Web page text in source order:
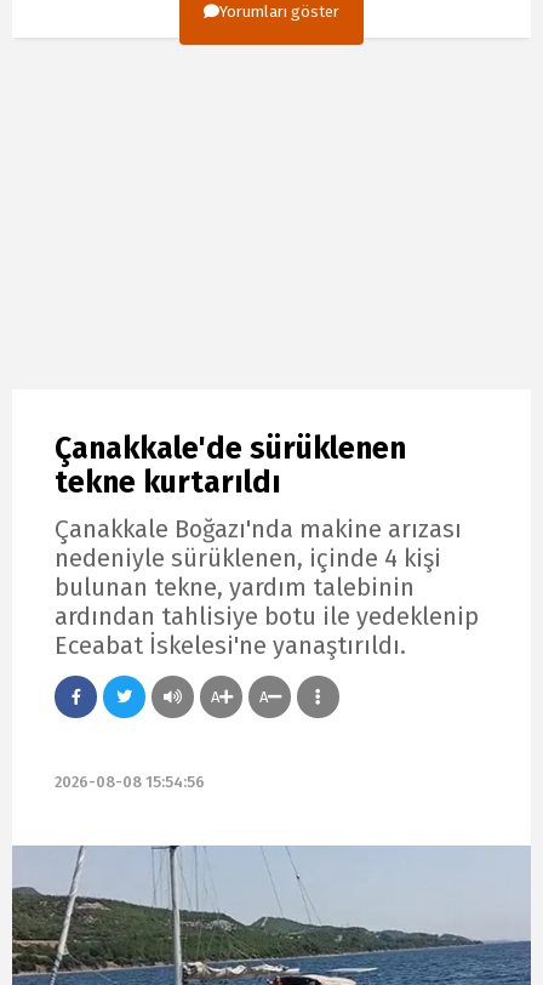
Yorumları göster
Çanakkale'de sürüklenen
tekne kurtarıldı
Çanakkale Boğazı'nda makine arızası
nedeniyle sürüklenen, içinde 4 kişi
bulunan tekne, yardım talebinin
ardından tahlisiye botu ile yedeklenip
Eceabat İskelesi'ne yanaştırıldı.
A A
2026-08-08 15:54:56